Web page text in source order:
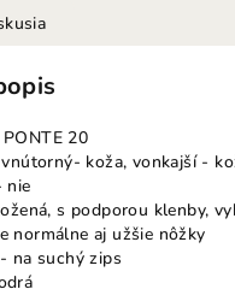
20
koža, vonkajší -
nie
s podporou klenby,
normálne aj užšie nôžky
na suchý zips